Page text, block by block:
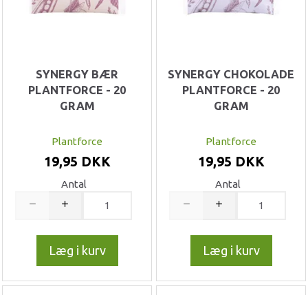
SYNERGY BÆR
PLANTFORCE - 20
GRAM
Plantforce
19,95 DKK
Antal
Læg i kurv
SYNERGY CHOKOLADE
PLANTFORCE - 20
GRAM
Plantforce
19,95 DKK
Antal
Læg i kurv